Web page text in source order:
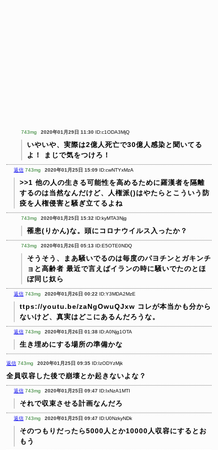
743mg 2020年01月29日 11:30 ID:c1ODA3MjQ
いやいや、実際は2億人死亡で30億人感染と聞いてる
よ！
まじで気をつけろ！
返信 743mg 2020年01月25日 15:09 ID:cwNTYxMzA
>>1 他の人の生きる可能性を高めるために羅漢者を隔離
するのは当然なんだけど、人権派()はやたらとこういう防
疫を人権侵害と騒ぎ立てるよね
743mg 2020年01月25日 15:32 ID:kyMTA3Njg
罹患(りかん)な。頭にコロナウイルス入ったか？
743mg 2020年01月26日 05:13 ID:E5OTE0NDQ
そうそう、まあ騒いでるのは毎度のパヨチンとガキンチ
ョと高齢者 最近で言えばイランの時に騒いでたのとほ
ぼ同じ奴ら
返信 743mg 2020年01月26日 00:22 ID:Y3MDA2MzE
ttps://youtu.be/zaNgOwuQJxw コレが本当かも分から
ないけど、真実はどこにあるんだろうな。
返信 743mg 2020年01月26日 01:38 ID:A0Njg1OTA
生き埋めにする場所の準備かな
返信 743mg 2020年01月25日 09:35 ID:IzODYzMjk
全員収容した後で崩壊とか起きないよな？
返信 743mg 2020年01月25日 09:47 ID:IxNzA1MTI
それで収束させる計画なんだろ
返信 743mg 2020年01月25日 09:47 ID:U0NzkyNDk
そのつもりだったら5000人とか10000人収容にするとお
もう